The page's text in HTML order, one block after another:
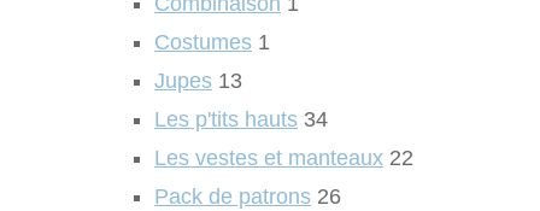
Costumes 1
Jupes 13
Les p'tits hauts 34
Les vestes et manteaux 22
Pack de patrons 26